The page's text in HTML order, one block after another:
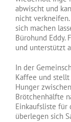
abwischt und
nicht
sich machen
Bürohund Eddy.
und unterstützt
In der
Kaffee und
Hunger
Brötchenhälfte
Einkaufsliste für
überlegen sich